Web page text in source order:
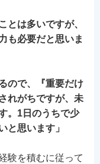
とは多いですが、
も必要だと思いま
ので、『重要だけ
れがちですが、未
。1日のうちで少
と思います」
験を積むに従って